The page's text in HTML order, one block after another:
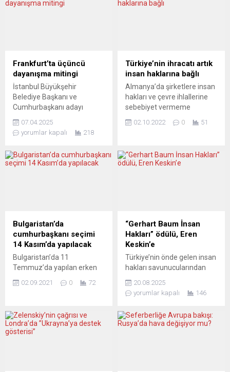
Frankfurt’ta üçüncü
dayanışma mitingi
İstanbul Büyükşehir
Belediye Başkanı ve
Cumhurbaşkanı adayı
çalışma arkadaşlarına
destek, Türkiye’deki
dayanışma amacıyla
Frankfurt’ta gerçekleştirilen
derneklerinin yer aldığı bir
ortak platformun
düzenlediği etkinlikte,
İmamoğlu’nun ve tüm siyasi
tutukluların derhal serbest
bırakılması...
07.04.2025
yorumlar kapalı
218
Türkiye’nin ihracatı artık
insan haklarına bağlı
Almanya’da şirketlere insan
hakları ve çevre ihlallerine
sebebiyet vermeme
yasa, Türkiye’nin
küresel tedarik zincirindeki
konumunu belirleyecek.
güvenliği, çocuk işçiliğiyle
mücadele, çevre koruma
gibi alanlarda da adımlar...
02.10.2022 0 51
Bulgaristan’da
cumhurbaşkanı seçimi
14 Kasım’da yapılacak
Bulgaristan’da 11
Temmuz’da yapılan erken
oluşturulan parlamentoda
yüzünden ülkenin yakın bir
tarihte yine erken seçime
02.09.2021 0 72
“Gerhart Baum İnsan
Hakları” ödülü, Eren
Keskin’e
Türkiye’nin önde gelen insan
hakları savunucularından
Almanya’dan bir insan
hakları ödülü daha verildi.
alanında tanınmış
isimlerinden, bu yılın başında
20.08.2025
yorumlar kapalı
146